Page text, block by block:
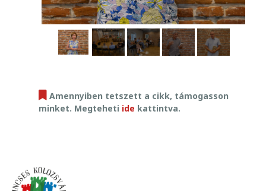
D
Á
Á
T
Amennyiben tetszett a cikk, támogasson
minket. Megteheti ide kattintva.